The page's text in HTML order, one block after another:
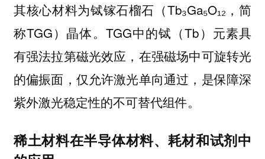
其核心材料为铽镓石榴石（Tb₃Ga₅O₁₂，简
称TGG）晶体。TGG中的铽（Tb）元素具
有强法拉第磁光效应，在强磁场中可旋转光
的偏振面，仅允许激光单向通过，是保障深
紫外激光稳定性的不可替代组件。
稀土材料在半导体材料、耗材和试剂中